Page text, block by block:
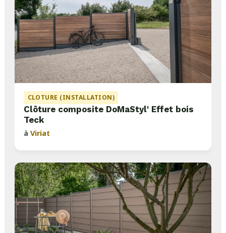
CLOTURE (INSTALLATION)
Clôture composite DoMaStyl' Effet bois
Teck
àViriat